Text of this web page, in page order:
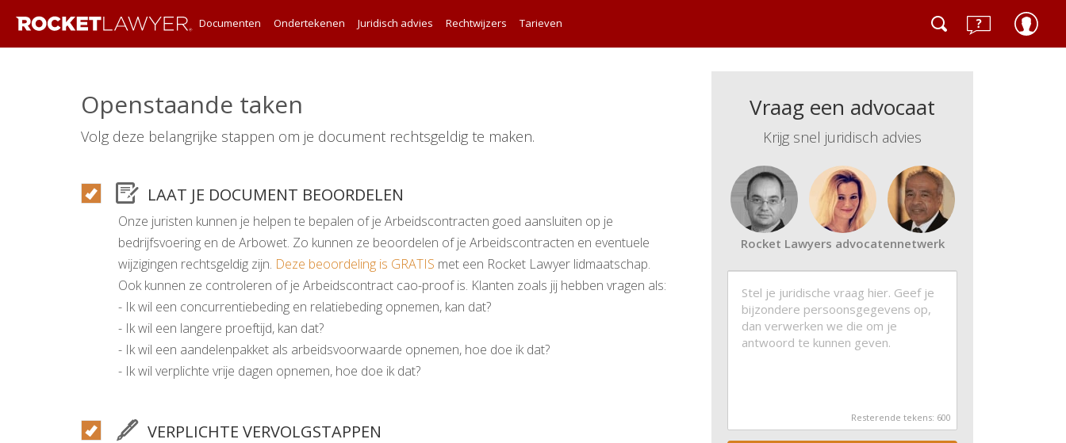
Documenten Ondertekenen Juridisch advies Rechtwijzers Tarieven
Openstaande taken
Volg deze belangrijke stappen om je document rechtsgeldig te maken.
LAAT JE DOCUMENT BEOORDELEN
Onze juristen kunnen je helpen te bepalen of je Arbeidscontracten goed aansluiten op je
bedrijfsvoering en de Arbowet. Zo kunnen ze beoordelen of je Arbeidscontracten en eventuele
wijzigingen rechtsgeldig zijn. Deze beoordeling is GRATIS met een Rocket Lawyer lidmaatschap.
Ook kunnen ze controleren of je Arbeidscontract cao-proof is. Klanten zoals jij hebben vragen als:
- Ik wil een concurrentiebeding en relatiebeding opnemen, kan dat?
- Ik wil een langere proeftijd, kan dat?
- Ik wil een aandelenpakket als arbeidsvoorwaarde opnemen, hoe doe ik dat?
- Ik wil verplichte vrije dagen opnemen, hoe doe ik dat?
VERPLICHTE VERVOLGSTAPPEN
Vraag een advocaat
Krijg snel juridisch advies
Rocket Lawyers advocatennetwerk
Resterende tekens: 600